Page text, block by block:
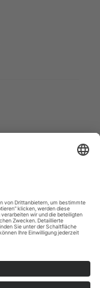
Meißen Großenhain